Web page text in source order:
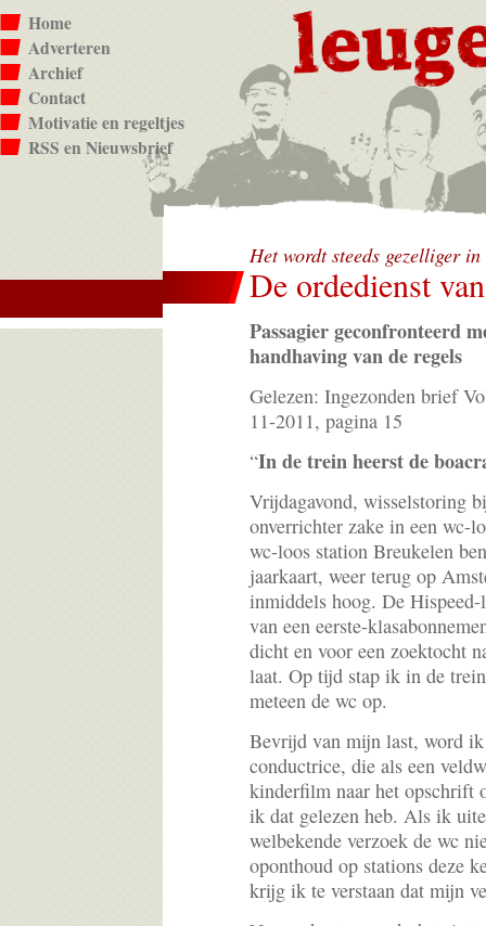
Home
Adverteren
Archief
Contact
Motivatie en regeltjes
RSS en Nieuwsbrief
Het wordt steeds gezelliger
De ordedienst
Passagier geconfronteerd
handhaving van de regels
Gelezen: Ingezonden brief
11-2011, pagina 15
“In de trein heerst de
Vrijdagavond, wisselstoring
onverrichter zake in een wc-
wc-loos station Breukelen
jaarkaart, weer terug op
inmiddels hoog. De
van een eerste-
dicht en voor een zoektocht
laat. Op tijd stap ik in de
meteen de wc op.
Bevrijd van mijn last, word ik
conductrice, die als een
kinderfilm naar het opschrift
ik dat gelezen heb. Als ik
welbekende verzoek de wc
oponthoud op stations deze
krijg ik te verstaan dat mijn